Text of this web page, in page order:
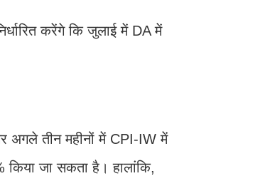
करेंगे कि जुलाई में DA में
अगले तीन महीनों में CPI-IW में
जा सकता है। हालांकि,